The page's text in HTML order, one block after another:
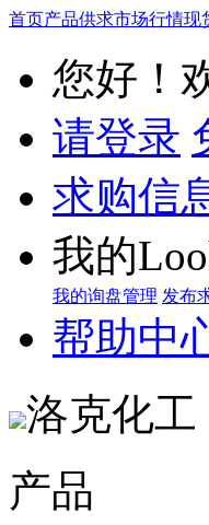
首页产品供求市场行情现
您好！
请登录
求购信
我的
我的询盘管理 发布
帮助中
洛克化工
产品